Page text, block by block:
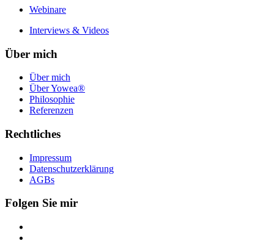
Webinare
Interviews & Videos
Über mich
Über mich
Über Yowea®
Philosophie
Referenzen
Rechtliches
Impressum
Datenschutzerklärung
AGBs
Folgen Sie mir